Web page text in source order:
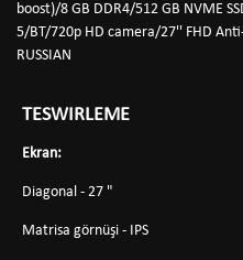
boost)/8 GB DDR4/512 GB NVME
5/BT/720p HD camera/27'' FHD
RUSSIAN
TESWIRLEME
Ekran:
Diagonal - 27 "
Matrisa görnüşi - IPS